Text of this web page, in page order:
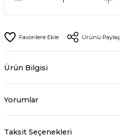
Ürünü Paylaş
Ürün Bilgisi
Yorumlar
Taksit Seçenekleri